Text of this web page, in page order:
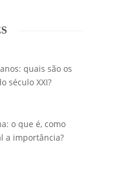
quais são os
século XXI?
o que é, como
a importância?